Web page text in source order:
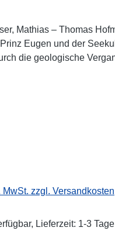
überspringen
MwSt. zzgl. Versandkosten
Lieferzeit: 1-3 Tage